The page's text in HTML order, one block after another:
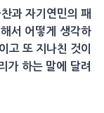
과 자기연민의 패
서 어떻게 생각하
고 또 지나친 것이
가 하는 말에 달려